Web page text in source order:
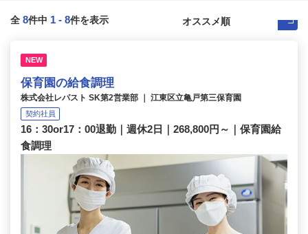
全 8件中 1 - 8件を表示
NEW
保育園の給食調理
株式会社レパスト SK第2営業部 ｜ 江東区立亀戸第三保育園
契約社員
16：30or17：00退勤｜週休2日｜268,800円～｜保育園給
食調理